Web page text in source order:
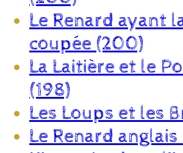
Le Renard ayant
coupée (200)
La Laitière et le
(198)
Les Loups et les
Le Renard anglais